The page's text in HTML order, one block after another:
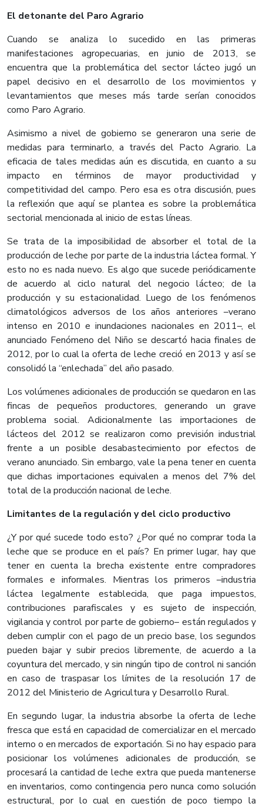
El detonante del Paro Agrario
Cuando se analiza lo sucedido en las primeras
manifestaciones agropecuarias, en junio de 2013, se
encuentra que la problemática del sector lácteo jugó un
papel decisivo en el desarrollo de los movimientos y
levantamientos que meses más tarde serían conocidos
como Paro Agrario.
Asimismo a nivel de gobierno se generaron una serie de
medidas para terminarlo, a través del Pacto Agrario. La
eficacia de tales medidas aún es discutida, en cuanto a su
impacto en términos de mayor productividad y
competitividad del campo. Pero esa es otra discusión, pues
la reflexión que aquí se plantea es sobre la problemática
sectorial mencionada al inicio de estas líneas.
Se trata de la imposibilidad de absorber el total de la
producción de leche por parte de la industria láctea formal. Y
esto no es nada nuevo. Es algo que sucede periódicamente
de acuerdo al ciclo natural del negocio lácteo; de la
producción y su estacionalidad. Luego de los fenómenos
climatológicos adversos de los años anteriores –verano
intenso en 2010 e inundaciones nacionales en 2011–, el
anunciado Fenómeno del Niño se descartó hacia finales de
2012, por lo cual la oferta de leche creció en 2013 y así se
consolidó la “enlechada” del año pasado.
Los volúmenes adicionales de producción se quedaron en las
fincas de pequeños productores, generando un grave
problema social. Adicionalmente las importaciones de
lácteos del 2012 se realizaron como previsión industrial
frente a un posible desabastecimiento por efectos de
verano anunciado. Sin embargo, vale la pena tener en cuenta
que dichas importaciones equivalen a menos del 7% del
total de la producción nacional de leche.
Limitantes de la regulación y del ciclo productivo
¿Y por qué sucede todo esto? ¿Por qué no comprar toda la
leche que se produce en el país? En primer lugar, hay que
tener en cuenta la brecha existente entre compradores
formales e informales. Mientras los primeros –industria
láctea legalmente establecida, que paga impuestos,
contribuciones parafiscales y es sujeto de inspección,
vigilancia y control por parte de gobierno– están regulados y
deben cumplir con el pago de un precio base, los segundos
pueden bajar y subir precios libremente, de acuerdo a la
coyuntura del mercado, y sin ningún tipo de control ni sanción
en caso de traspasar los límites de la resolución 17 de
2012 del Ministerio de Agricultura y Desarrollo Rural.
En segundo lugar, la industria absorbe la oferta de leche
fresca que está en capacidad de comercializar en el mercado
interno o en mercados de exportación. Si no hay espacio para
posicionar los volúmenes adicionales de producción, se
procesará la cantidad de leche extra que pueda mantenerse
en inventarios, como contingencia pero nunca como solución
estructural, por lo cual en cuestión de poco tiempo la